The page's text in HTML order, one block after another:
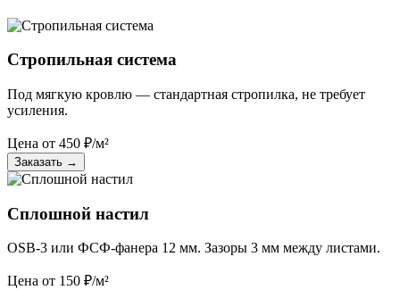
Стропильная система
Под мягкую кровлю — стандартная стропилка, не требует
усиления.
Цена от 450 ₽/м²
Заказать →
Сплошной настил
OSB-3 или ФСФ-фанера 12 мм. Зазоры 3 мм между листами.
Цена от 150 ₽/м²